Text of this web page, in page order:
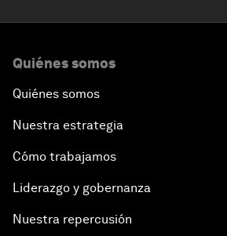
Quiénes somos
Quiénes somos
Nuestra estrategia
Cómo trabajamos
Liderazgo y gobernanza
Nuestra repercusión